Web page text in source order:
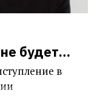
будет…
в